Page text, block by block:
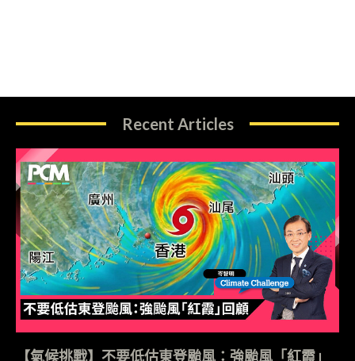
Recent Articles
【氣候挑戰】不要低估東登颱風：強颱風「紅霞」